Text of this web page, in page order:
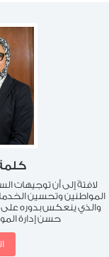
لافتةً إلى أن توجيهات
المواطنين وتحسين
والذي ينعكس بدوره
حسن إدارة